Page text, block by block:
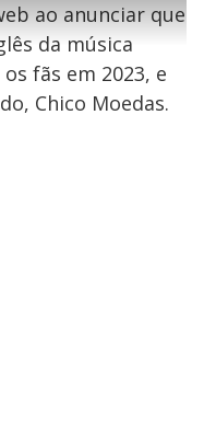
n
a
ao anunciar que
da música
fãs em 2023, e
Chico Moedas.